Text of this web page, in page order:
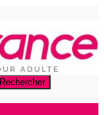
Rechercher